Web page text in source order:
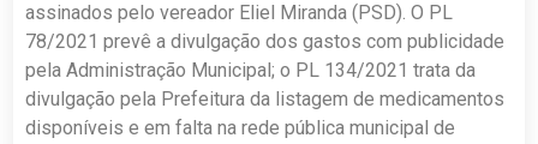
assinados pelo vereador Eliel Miranda (PSD). O PL
78/2021 prevê a divulgação dos gastos com publicidade
pela Administração Municipal; o PL 134/2021 trata da
divulgação pela Prefeitura da listagem de medicamentos
disponíveis e em falta na rede pública municipal de